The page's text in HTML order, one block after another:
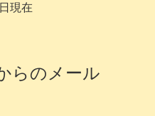
現在
らのメール